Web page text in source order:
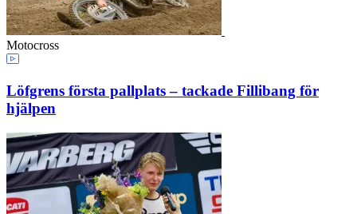
Motocross
Löfgrens första pallplats – tackade Fillibang för
hjälpen